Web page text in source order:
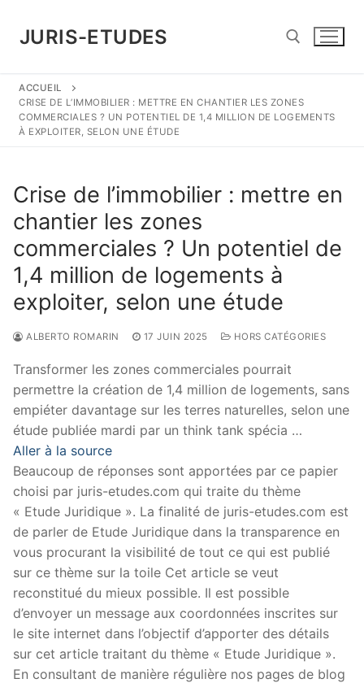
contenu
JURIS-ETUDES
Rechercher :
ACCUEIL
CRISE DE L’IMMOBILIER : METTRE EN CHANTIER LES ZONES
COMMERCIALES ? UN POTENTIEL DE 1,4 MILLION DE LOGEMENTS
À EXPLOITER, SELON UNE ÉTUDE
Crise de l’immobilier : mettre en
chantier les zones
commerciales ? Un potentiel de
1,4 million de logements à
exploiter, selon une étude
ALBERTO ROMARIN 17 JUIN 2025 HORS CATÉGORIES
Transformer les zones commerciales pourrait
permettre la création de 1,4 million de logements, sans
empiéter davantage sur les terres naturelles, selon une
étude publiée mardi par un think tank spécia …
Aller à la source
Beaucoup de réponses sont apportées par ce papier
choisi par juris-etudes.com qui traite du thème
« Etude Juridique ». La finalité de juris-etudes.com est
de parler de Etude Juridique dans la transparence en
vous procurant la visibilité de tout ce qui est publié
sur ce thème sur la toile Cet article se veut
reconstitué du mieux possible. Il est possible
d’envoyer un message aux coordonnées inscrites sur
le site internet dans l’objectif d’apporter des détails
sur cet article traitant du thème « Etude Juridique ».
En consultant de manière régulière nos pages de blog